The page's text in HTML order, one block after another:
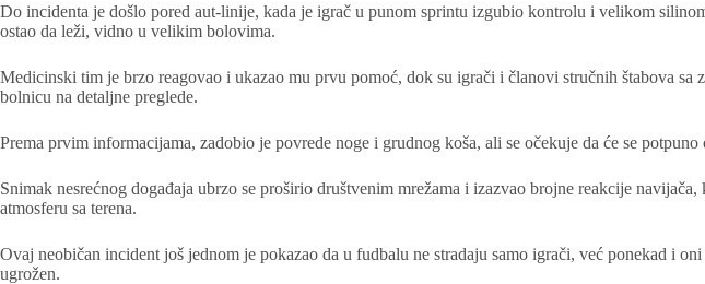
Do incidenta je došlo pored aut-linije, kada je igrač u punom sprintu izgubio kontrolu i velikom
ostao da leži, vidno u velikim bolovima.
Medicinski tim je brzo reagovao i ukazao mu prvu pomoć, dok su igrači i članovi stručnih štabova
bolnicu na detaljne preglede.
Prema prvim informacijama, zadobio je povrede noge i grudnog koša, ali se očekuje da će se
Snimak nesrećnog događaja ubrzo se proširio društvenim mrežama i izazvao brojne reakcije
atmosferu sa terena.
Ovaj neobičan incident još jednom je pokazao da u fudbalu ne stradaju samo igrači, već ponekad i
ugrožen.